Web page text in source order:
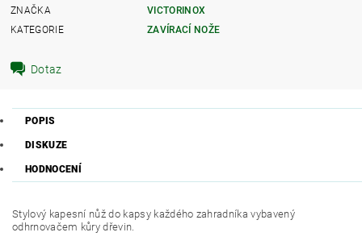
ZNAČKA
VICTORINOX
KATEGORIE
ZAVÍRACÍ NOŽE
Dotaz
POPIS
DISKUZE
HODNOCENÍ
Stylový kapesní nůž do kapsy každého zahradníka vybavený
odhrnovačem kůry dřevin.